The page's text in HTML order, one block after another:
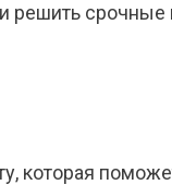
срочные
которая